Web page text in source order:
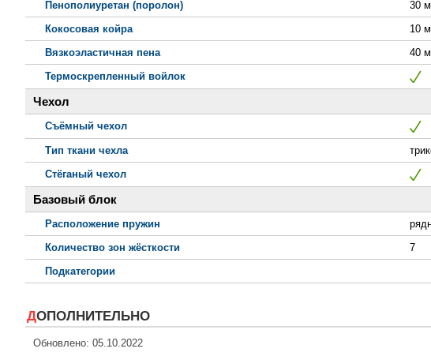
Пенополиуретан (поролон)
30
Кокосовая койра
10
Вязкоэластичная пена
40
Термоскрепленный войлок
Чехол
Съёмный чехол
Тип ткани чехла
Стёганый чехол
Базовый блок
Расположение пружин
Количество зон жёсткости
7
Подкатегории
ДОПОЛНИТЕЛЬНО
Обновлено: 05.10.2022